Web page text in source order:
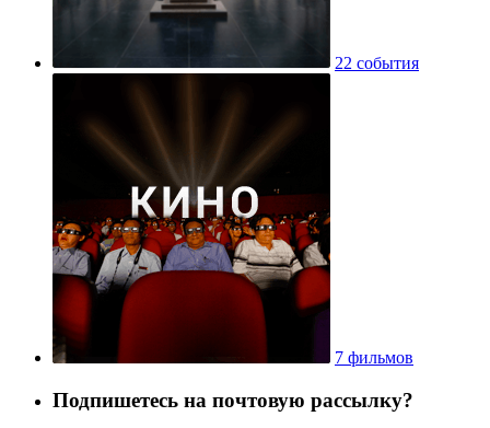
22 события
7 фильмов
Подпишетесь на почтовую рассылку?